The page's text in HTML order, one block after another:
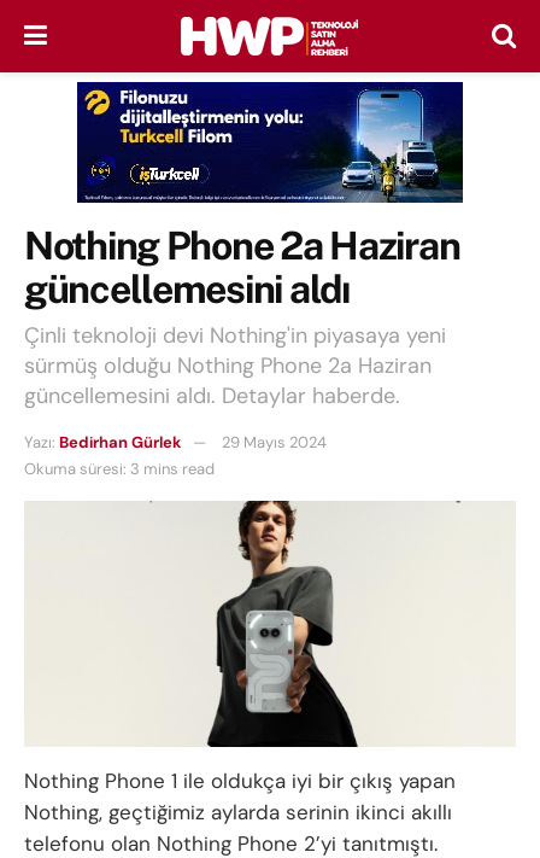
Nothing Phone 2a Haziran
güncellemesini aldı
Çinli teknoloji devi Nothing'in piyasaya yeni
sürmüş olduğu Nothing Phone 2a Haziran
güncellemesini aldı. Detaylar haberde.
Yazı: Bedirhan Gürlek
29 Mayıs 2024
Okuma süresi: 3 mins read
Nothing Phone 1 ile oldukça iyi bir çıkış yapan
Nothing, geçtiğimiz aylarda serinin ikinci akıllı
telefonu olan Nothing Phone 2’yi tanıtmıştı.